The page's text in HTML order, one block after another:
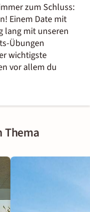
zum Schluss:
Einem Date mit
lang mit unseren
Übungen
wichtigste
vor allem du
Thema